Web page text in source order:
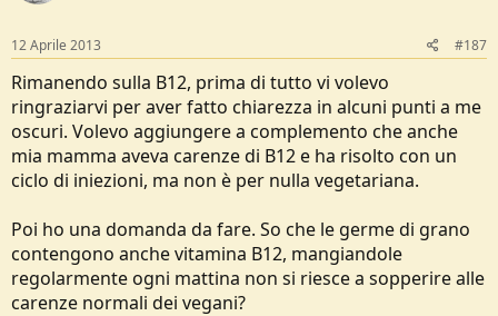
12 Aprile 2013 #187
Rimanendo sulla B12, prima di tutto vi volevo
ringraziarvi per aver fatto chiarezza in alcuni punti a me
oscuri. Volevo aggiungere a complemento che anche
mia mamma aveva carenze di B12 e ha risolto con un
ciclo di iniezioni, ma non è per nulla vegetariana.
Poi ho una domanda da fare. So che le germe di grano
contengono anche vitamina B12, mangiandole
regolarmente ogni mattina non si riesce a sopperire alle
carenze normali dei vegani?